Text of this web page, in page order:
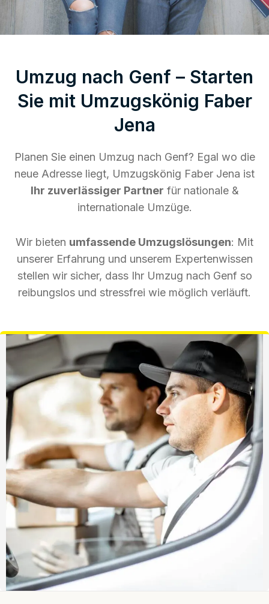
Umzug nach Genf – Starten
Sie mit Umzugskönig Faber
Jena
Planen Sie einen Umzug nach Genf? Egal wo die
neue Adresse liegt, Umzugskönig Faber Jena ist
Ihr zuverlässiger Partner für nationale &
internationale Umzüge.
Wir bieten umfassende Umzugslösungen: Mit
unserer Erfahrung und unserem Expertenwissen
stellen wir sicher, dass Ihr Umzug nach Genf so
reibungslos und stressfrei wie möglich verläuft.